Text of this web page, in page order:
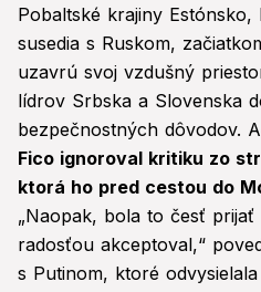
Pobaltské krajiny
susedia s Ruskom,
uzavrú svoj vzdušný
lídrov Srbska a Slovenska
bezpečnostných dôvodov.
Fico ignoroval kritiku zo
ktorá ho pred cestou do
„Naopak, bola to česť
radosťou akceptoval,“
s Putinom, ktoré